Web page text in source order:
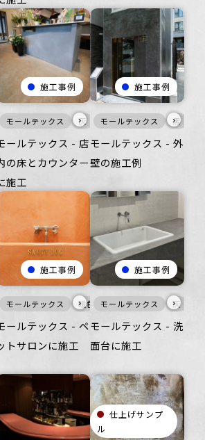
メタル 壁 ざらざら オフィス 住空間
施工事例
モールテックス 灰 床 つるつる 商業空間
›
ールテックス - 店
の床とカウンター
施工
施工事例
モールテックス 黒
›
モールテックス - 外
壁の施工例
家具・什器 つるつる 商業空間
施工事例
モールテックス 暖色 家具・什器 つるつる
›
ールテックス - ペ
トサロンに施工
施工事例
モールテックス 灰
›
モールテックス - 洗
面台に施工
仕上げサンプ
ル